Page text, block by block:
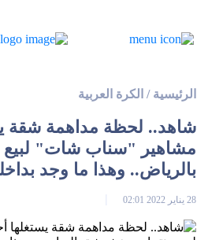
الرئيسية / الكرة العربية
شاهد.. لحظة مداهمة شقة
مشاهير "سناب شات"
بالرياض.. وهذا ما وجد
28 يناير 2022 02:01